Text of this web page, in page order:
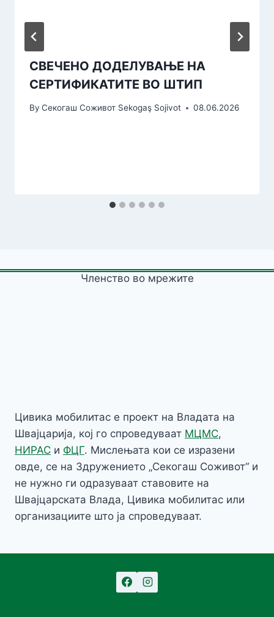
СВЕЧЕНО ДОДЕЛУВАЊЕ НА
СЕРТИФИКАТИТЕ ВО ШТИП
By Секогаш Соживот Sekogaş Sojivot 08.06.2026
Членство во мрежите
Цивика мобилитас е проект на Владата на
Швајцарија, кој го спроведуваат МЦМС,
НИРАС и ФЦГ. Мислењата кои се изразени
овде, се на Здружението „Секогаш Соживот“ и
не нужно ги одразуваат ставовите на
Швајцарската Влада, Цивика мобилитас или
организациите што ја спроведуваат.